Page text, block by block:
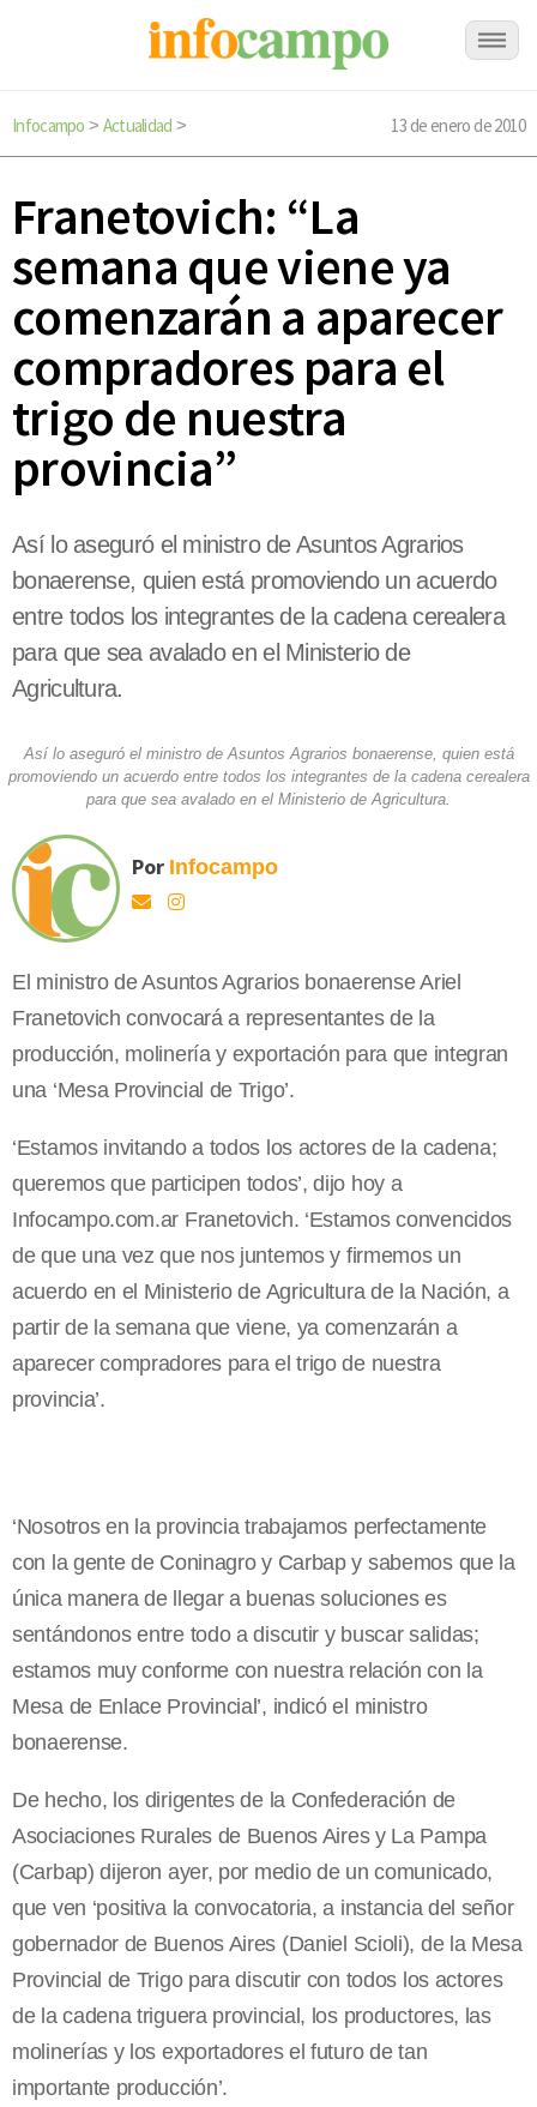
Infocampo > Actualidad > 13 de enero de 2010
Franetovich: “La
semana que viene ya
comenzarán a aparecer
compradores para el
trigo de nuestra
provincia”
Así lo aseguró el ministro de Asuntos Agrarios
bonaerense, quien está promoviendo un acuerdo
entre todos los integrantes de la cadena cerealera
para que sea avalado en el Ministerio de
Agricultura.
Así lo aseguró el ministro de Asuntos Agrarios bonaerense, quien está
promoviendo un acuerdo entre todos los integrantes de la cadena cerealera
para que sea avalado en el Ministerio de Agricultura.
Por Infocampo
El ministro de Asuntos Agrarios bonaerense Ariel
Franetovich convocará a representantes de la
producción, molinería y exportación para que integran
una ‘Mesa Provincial de Trigo’.
‘Estamos invitando a todos los actores de la cadena;
queremos que participen todos’, dijo hoy a
Infocampo.com.ar Franetovich. ‘Estamos convencidos
de que una vez que nos juntemos y firmemos un
acuerdo en el Ministerio de Agricultura de la Nación, a
partir de la semana que viene, ya comenzarán a
aparecer compradores para el trigo de nuestra
provincia’.
‘Nosotros en la provincia trabajamos perfectamente
con la gente de Coninagro y Carbap y sabemos que la
única manera de llegar a buenas soluciones es
sentándonos entre todo a discutir y buscar salidas;
estamos muy conforme con nuestra relación con la
Mesa de Enlace Provincial’, indicó el ministro
bonaerense.
De hecho, los dirigentes de la Confederación de
Asociaciones Rurales de Buenos Aires y La Pampa
(Carbap) dijeron ayer, por medio de un comunicado,
que ven ‘positiva la convocatoria, a instancia del señor
gobernador de Buenos Aires (Daniel Scioli), de la Mesa
Provincial de Trigo para discutir con todos los actores
de la cadena triguera provincial, los productores, las
molinerías y los exportadores el futuro de tan
importante producción’.